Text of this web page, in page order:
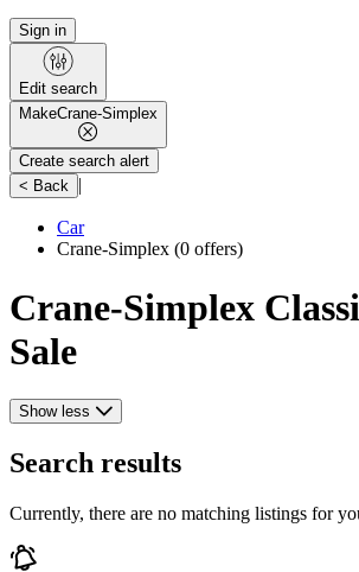
Sign in
Edit search
MakeCrane-Simplex
Create search alert
< Back |
Car
Crane-Simplex (0 offers)
Crane-Simplex
Sale
Show less
Search results
Currently, there are no matching listings for